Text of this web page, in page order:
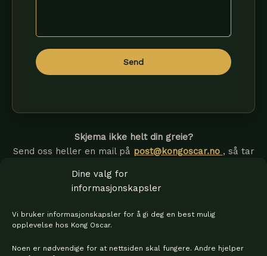
Dine valg for
informasjonskapsler
Vi bruker informasjonskapsler for å gi deg en best mulig
opplevelse hos Kong Oscar.
Noen er nødvendige for at nettsiden skal fungere. Andre hjelper
Send
Skjema ikke helt din greie?
Send oss heller en mail på post@kongoscar.no , så tar